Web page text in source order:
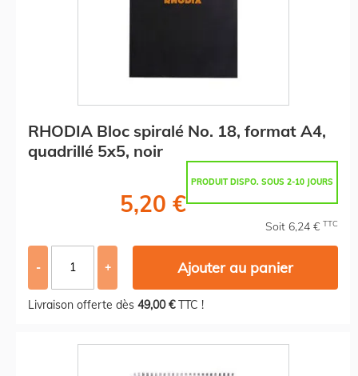
RHODIA Bloc spiralé No. 18, format A4,
quadrillé 5x5, noir
PRODUIT DISPO. SOUS 2-10 JOURS
5,20 €
Soit 6,24 € TTC
- + Ajouter au panier
Livraison offerte dès 49,00 €TTC !